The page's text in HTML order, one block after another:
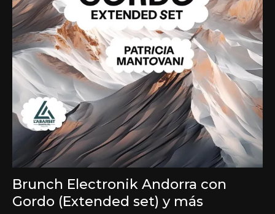
Brunch Electronik Andorra con
Gordo (Extended set) y más